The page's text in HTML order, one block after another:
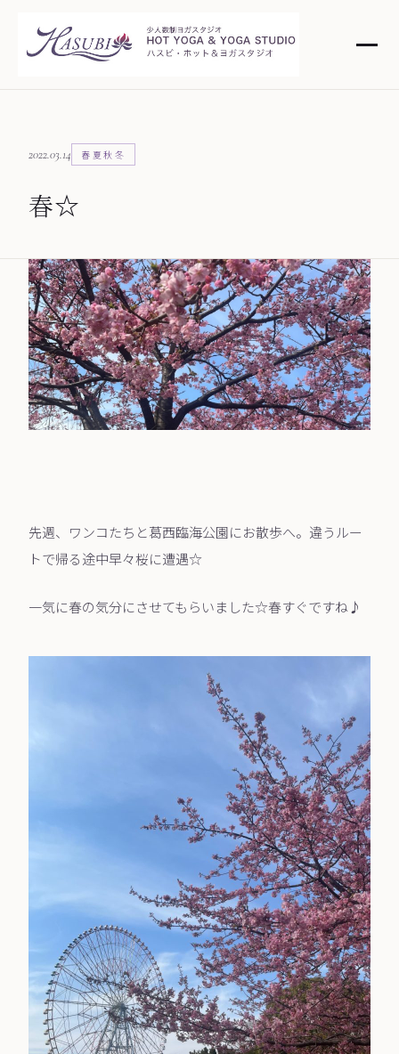
2022.03.14 春夏秋冬
春☆
先週、ワンコたちと葛西臨海公園にお散歩へ。違うルー
トで帰る途中早々桜に遭遇☆
一気に春の気分にさせてもらいました☆春すぐですね♪